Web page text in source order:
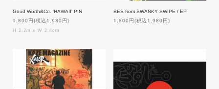
Good Worth&Co. 'HAWAII' PIN
1,800円(税込1,980円)
H 2.2m x W 2.4cm
BES from SWANKY SWIPE / EP
1,800円(税込1,980円)